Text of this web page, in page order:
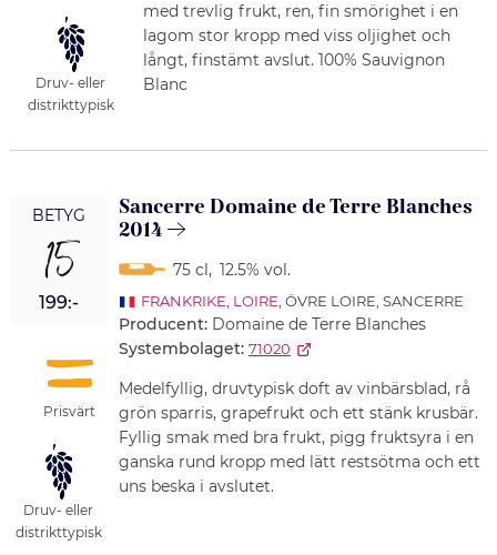
Druv- eller
distrikttypisk
med trevlig frukt, ren, fin smörighet i en
lagom stor kropp med viss oljighet och
långt, finstämt avslut. 100% Sauvignon
Blanc
BETYG
15
199:-
Prisvärt
Druv- eller
distrikttypisk
Sancerre Domaine de Terre Blanches
2014
75 cl , 12.5% vol.
FRANKRIKE, LOIRE, ÖVRE LOIRE, SANCERRE
Producent: Domaine de Terre Blanches
Systembolaget: 71020
Medelfyllig, druvtypisk doft av vinbärsblad, rå
grön sparris, grapefrukt och ett stänk krusbär.
Fyllig smak med bra frukt, pigg fruktsyra i en
ganska rund kropp med lätt restsötma och ett
uns beska i avslutet.